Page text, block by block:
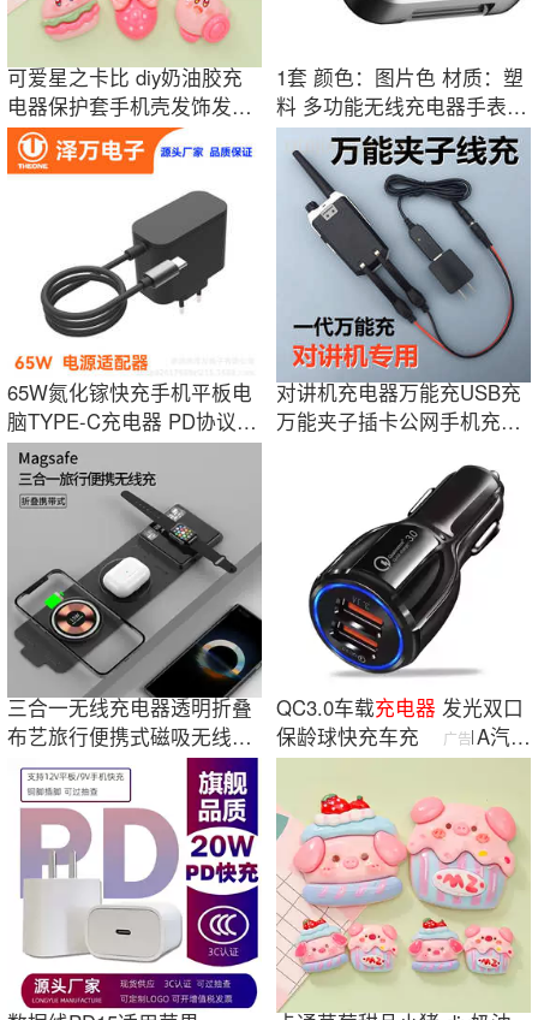
可爱星之卡比 diy奶油胶充
电器保护套手机壳发饰发夹
树脂配件材料
1套 颜色：图片色 材质：塑
料 多功能无线充电器手表耳
机手机充电
65W氮化镓快充手机平板电
脑TYPE-C充电器 PD协议厂
家直销定制LOGO
对讲机充电器万能充USB充
万能夹子插卡公网手机充电
三合一无线充电器透明折叠
布艺旅行便携式磁吸无线充
适用于苹果13
QC3.0车载充电器 发光双口
保龄球快充车充 5V3.1A汽车
手机充电器
广告